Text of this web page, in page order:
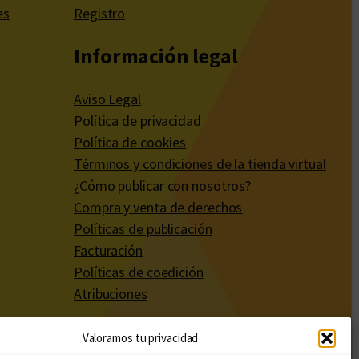
Valoramos tu privacidad
Registro
Información legal
Aviso Legal
Política de privacidad
Política de cookies
Términos y condiciones de la tienda virtual
¿Cómo publicar con nosotros?
Compra y venta de derechos
Políticas de publicación
Facturación
Políticas de coedición
Atribuciones